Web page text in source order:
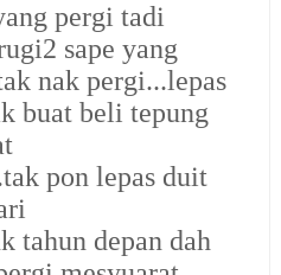
pergi tadi
sape yang
nak pergi...lepas
buat beli tepung
pon lepas duit
tahun depan dah